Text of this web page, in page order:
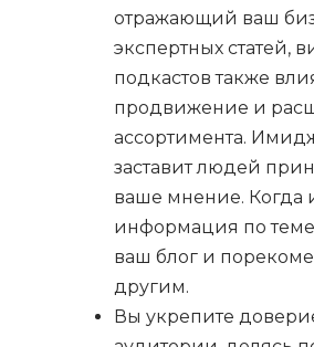
отражающий ваш
экспертных статей,
подкастов также
продвижение и
ассортимента.
заставит людей
ваше мнение. Когда
информация по
ваш блог и
другим.
Вы укрепите